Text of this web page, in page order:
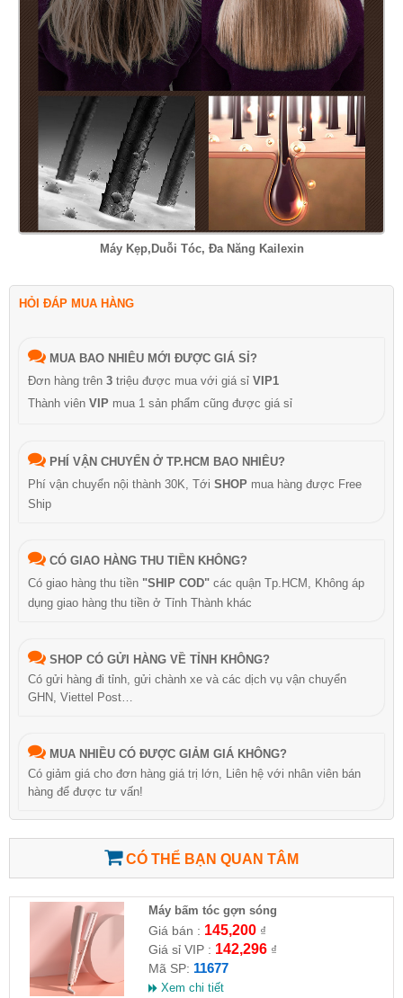
Máy Kẹp,Duỗi Tóc, Đa Năng Kailexin
HỎI ĐÁP MUA HÀNG
MUA BAO NHIÊU MỚI ĐƯỢC GIÁ SỈ?
Đơn hàng trên 3 triệu được mua với giá sỉ VIP1
Thành viên VIP mua 1 sản phẩm cũng được giá sỉ
PHÍ VẬN CHUYỂN Ở TP.HCM BAO NHIÊU?
Phí vận chuyển nội thành 30K, Tới SHOP mua hàng được Free
Ship
CÓ GIAO HÀNG THU TIỀN KHÔNG?
Có giao hàng thu tiền "SHIP COD" các quận Tp.HCM, Không áp
dụng giao hàng thu tiền ở Tỉnh Thành khác
SHOP CÓ GỬI HÀNG VỀ TỈNH KHÔNG?
Có gửi hàng đi tỉnh, gửi chành xe và các dịch vụ vận chuyển
GHN, Viettel Post…
MUA NHIỀU CÓ ĐƯỢC GIẢM GIÁ KHÔNG?
Có giảm giá cho đơn hàng giá trị lớn, Liên hệ với nhân viên bán
hàng để được tư vấn!
CÓ THỂ BẠN QUAN TÂM
Máy bấm tóc gợn sóng
Giá bán : 145,200₫
Giá sỉ VIP : 142,296₫
Mã SP: 11677
Xem chi tiết